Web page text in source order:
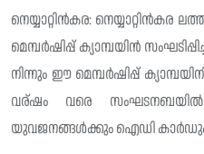
നെയ്യാറ്റിൻകര:
മെമ്പർഷിപ്പ് ക്യാമ്പയിൻ
നിന്നും ഈ മെമ്പർഷിപ്പ്
വര്ഷം വരെ സംഘടനബയിൽ
യുവജനങ്ങൾക്കും ഐഡി